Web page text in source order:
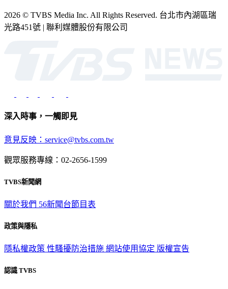
2026 © TVBS Media Inc. All Rights Reserved. 台北市內湖區瑞
光路451號 | 聯利媒體股份有限公司
深入時事，一觸即見
意見反映：service@tvbs.com.tw
觀眾服務專線：02-2656-1599
TVBS新聞網
關於我們 56新聞台節目表
政策與隱私
隱私權政策 性騷擾防治措施 網站使用協定 版權宣告
認識 TVBS